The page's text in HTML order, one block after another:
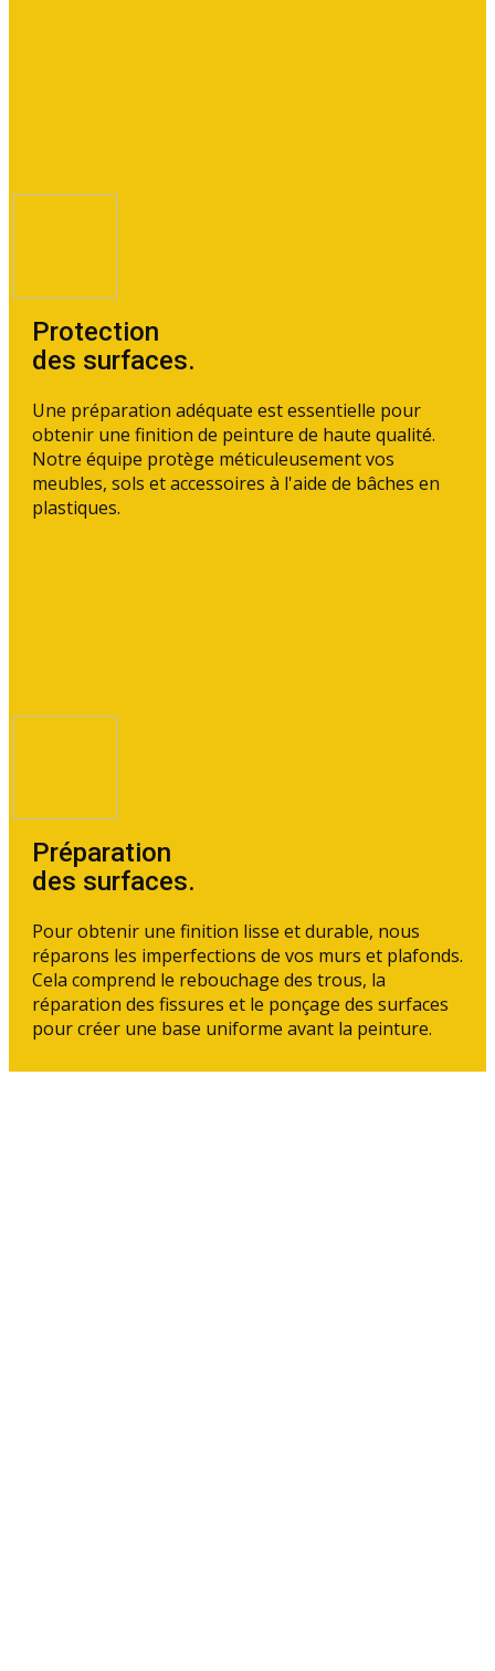
Protection
des surfaces.
Une préparation adéquate est essentielle pour
obtenir une finition de peinture de haute qualité.
Notre équipe protège méticuleusement vos
meubles, sols et accessoires à l'aide de bâches en
plastiques.
Préparation
des surfaces.
Pour obtenir une finition lisse et durable, nous
réparons les imperfections de vos murs et plafonds.
Cela comprend le rebouchage des trous, la
réparation des fissures et le ponçage des surfaces
pour créer une base uniforme avant la peinture.